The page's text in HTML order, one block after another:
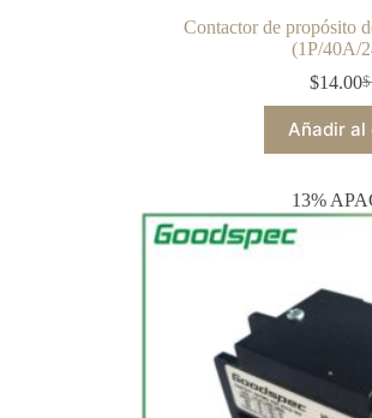
Contactor de propósito
(1P/40A/
$
$14.00
Añadir
13%